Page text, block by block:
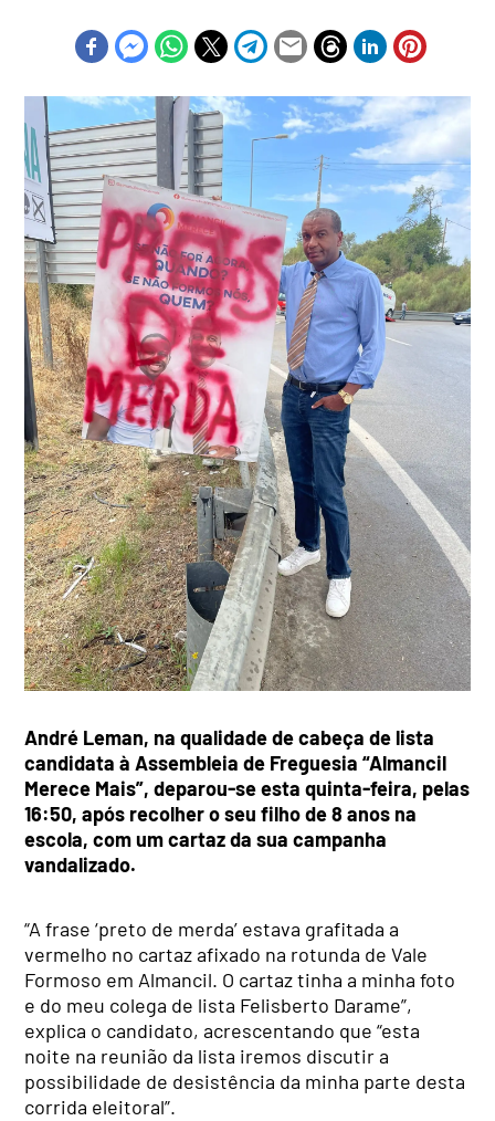
André Leman, na qualidade de cabeça de lista
candidata à Assembleia de Freguesia “Almancil
Merece Mais”, deparou-se esta quinta-feira, pelas
16:50, após recolher o seu filho de 8 anos na
escola, com um cartaz da sua campanha
vandalizado.
“A frase ‘preto de merda’ estava grafitada a
vermelho no cartaz afixado na rotunda de Vale
Formoso em Almancil. O cartaz tinha a minha foto
e do meu colega de lista Felisberto Darame”,
explica o candidato, acrescentando que “esta
noite na reunião da lista iremos discutir a
possibilidade de desistência da minha parte desta
corrida eleitoral”.